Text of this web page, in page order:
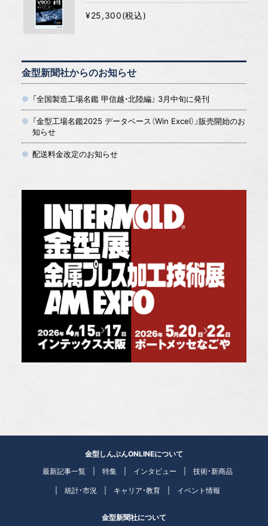
¥25,300(税込)
金型新聞社からのお知らせ
「全国製造工場名鑑 甲信越・北陸編」 3月中旬に発刊
「金型工場名鑑2025 データベース（Win Excel）」販売開始のお
知らせ
配送料金改定のお知らせ
金型しんぶんONLINEについて
最新記事一覧
特集 インタビュー 技術・新商品
統計・市況 キャリア・教育 イベント情報
金型新聞社について